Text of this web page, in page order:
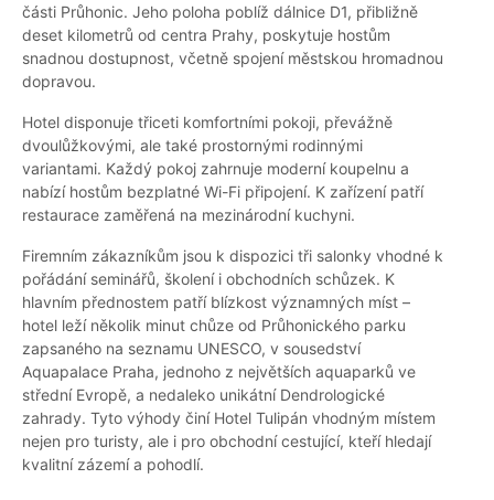
části Průhonic. Jeho poloha poblíž dálnice D1, přibližně
deset kilometrů od centra Prahy, poskytuje hostům
snadnou dostupnost, včetně spojení městskou hromadnou
dopravou.
Hotel disponuje třiceti komfortními pokoji, převážně
dvoulůžkovými, ale také prostornými rodinnými
variantami. Každý pokoj zahrnuje moderní koupelnu a
nabízí hostům bezplatné Wi-Fi připojení. K zařízení patří
restaurace zaměřená na mezinárodní kuchyni.
Firemním zákazníkům jsou k dispozici tři salonky vhodné k
pořádání seminářů, školení i obchodních schůzek. K
hlavním přednostem patří blízkost významných míst –
hotel leží několik minut chůze od Průhonického parku
zapsaného na seznamu UNESCO, v sousedství
Aquapalace Praha, jednoho z největších aquaparků ve
střední Evropě, a nedaleko unikátní Dendrologické
zahrady. Tyto výhody činí Hotel Tulipán vhodným místem
nejen pro turisty, ale i pro obchodní cestující, kteří hledají
kvalitní zázemí a pohodlí.